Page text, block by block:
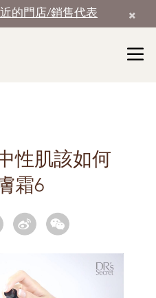
的門店/銷售代表
性肌該如何
霜6